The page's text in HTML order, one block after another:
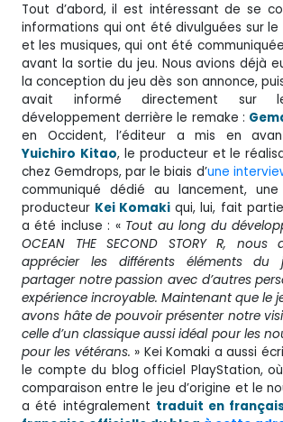
Tout d’abord, il est intéressant de se
informations qui ont été divulguées sur
et les musiques, qui ont été
avant la sortie du jeu. Nous avions déjà
la conception du jeu dès son annonce,
avait informé directement sur
développement derrière le remake :
en Occident, l’éditeur a mis en
Yuichiro Kitao, le producteur et le
chez Gemdrops, par le biais d’une
communiqué dédié au lancement,
producteur Kei Komaki qui, lui, fait
a été incluse : «Tout au long du
OCEAN THE SECOND STORY R,
apprécier les différents éléments du
partager notre passion avec d’autres
expérience incroyable. Maintenant que le
avons hâte de pouvoir présenter notre
celle d’un classique aussi idéal pour les
pour les vétérans. » Kei Komaki a aussi
le compte du blog officiel PlayStation,
comparaison entre le jeu d’origine et le
a été intégralement traduit en